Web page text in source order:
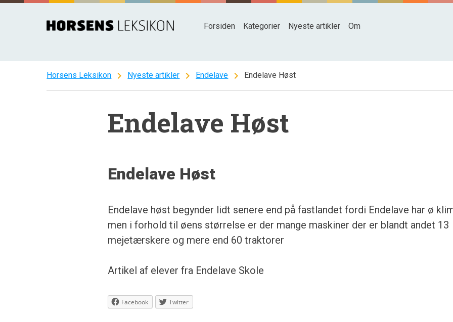
Spring
Forsiden Kategorier Nyeste artikler Om
Horsens Leksikon chevron_right Nyeste artikler chevron_right Endelave chevron_right Endelave Høst
Endelave Høst
Endelave Høst
Endelave høst begynder lidt senere end på fastlandet fordi Endelave har ø
men i forhold til øens størrelse er der mange maskiner der er blandt andet 13
mejetærskere og mere end 60 traktorer
Artikel af elever fra Endelave Skole
Facebook Twitter